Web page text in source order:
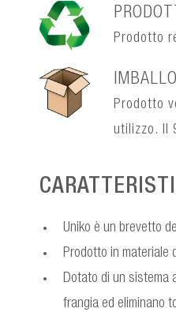
Prodotto
Prodotto
utilizzo. Il
Uniko è un brevetto
Prodotto in materiale
Dotato di un sistema
frangia ed eliminano